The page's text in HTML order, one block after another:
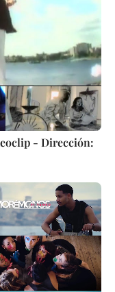
- Dirección: